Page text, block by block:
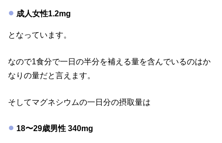
成人女性1.2mg
となっています。
なので1食分で一日の半分を補える量を含んでいるのはか
なりの量だと言えます。
そしてマグネシウムの一日分の摂取量は
18〜29歳男性 340mg